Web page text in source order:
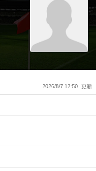
2026/8/7 12:50